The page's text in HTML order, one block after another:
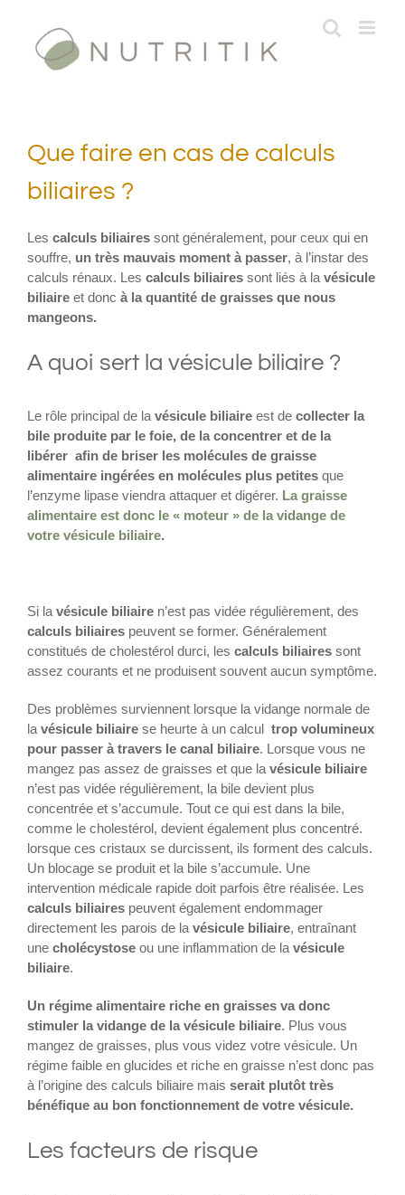
contenu
Que faire en cas de calculs
biliaires ?
Les calculs biliaires sont généralement, pour ceux qui en
souffre, un très mauvais moment à passer, à l’instar des
calculs rénaux. Les calculs biliaires sont liés à la vésicule
biliaire et donc à la quantité de graisses que nous
mangeons.
A quoi sert la vésicule biliaire ?
Le rôle principal de la vésicule biliaire est de collecter la
bile produite par le foie, de la concentrer et de la
libérer afin de briser les molécules de graisse
alimentaire ingérées en molécules plus petites que
l’enzyme lipase viendra attaquer et digérer. La graisse
alimentaire est donc le « moteur » de la vidange de
votre vésicule biliaire.
Si la vésicule biliaire n’est pas vidée régulièrement, des
calculs biliaires peuvent se former. Généralement
constitués de cholestérol durci, les calculs biliaires sont
assez courants et ne produisent souvent aucun symptôme.
Des problèmes surviennent lorsque la vidange normale de
la vésicule biliaire se heurte à un calcul trop volumineux
pour passer à travers le canal biliaire. Lorsque vous ne
mangez pas assez de graisses et que la vésicule biliaire
n’est pas vidée régulièrement, la bile devient plus
concentrée et s’accumule. Tout ce qui est dans la bile,
comme le cholestérol, devient également plus concentré.
lorsque ces cristaux se durcissent, ils forment des calculs.
Un blocage se produit et la bile s’accumule. Une
intervention médicale rapide doit parfois être réalisée. Les
calculs biliaires peuvent également endommager
directement les parois de la vésicule biliaire, entraînant
une cholécystose ou une inflammation de la vésicule
biliaire.
Un régime alimentaire riche en graisses va donc
stimuler la vidange de la vésicule biliaire. Plus vous
mangez de graisses, plus vous videz votre vésicule. Un
régime faible en glucides et riche en graisse n’est donc pas
à l’origine des calculs biliaire mais serait plutôt très
bénéfique au bon fonctionnement de votre vésicule.
Les facteurs de risque